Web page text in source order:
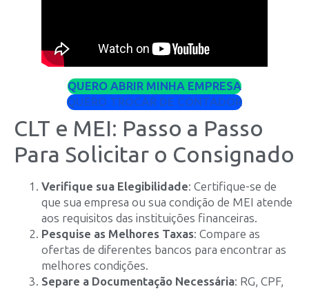
QUERO ABRIR MINHA EMPRESA
QUERO TROCAR DE CONTADOR
CLT e MEI: Passo a Passo
Para Solicitar o Consignado
Verifique sua Elegibilidade: Certifique-se de
que sua empresa ou sua condição de MEI atende
aos requisitos das instituições financeiras.
Pesquise as Melhores Taxas: Compare as
ofertas de diferentes bancos para encontrar as
melhores condições.
Separe a Documentação Necessária: RG, CPF,